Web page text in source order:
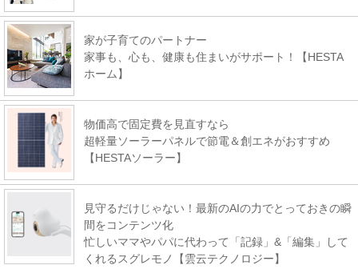
家が子育てのパートナー
家事も、心も、健康も住まいがサポート！【HESTA
ホーム】
物価高で固定費を見直すなら
超軽量ソーラーパネルで節電＆創エネがおすすめ
【HESTAソーラー】
見守るだけじゃない！最新のAIの力でとっておきの瞬
間をコンテンツ化
忙しいママやパパに代わって「記録」&「編集」して
くれるスグレモノ【雲云テクノロジー】